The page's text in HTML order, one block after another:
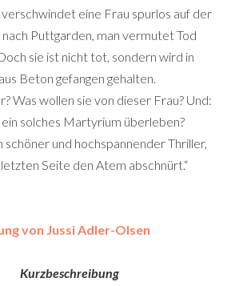
eine Frau spurlos auf der
Puttgarden, man vermutet Tod
sie ist nicht tot, sondern wird in
Beton gefangen gehalten.
Was wollen sie von dieser Frau? Und:
solches Martyrium überleben?
schöner und hochspannender Thriller,
Seite den Atem abschnürt.“
von Jussi Adler-Olsen
Kurzbeschreibung